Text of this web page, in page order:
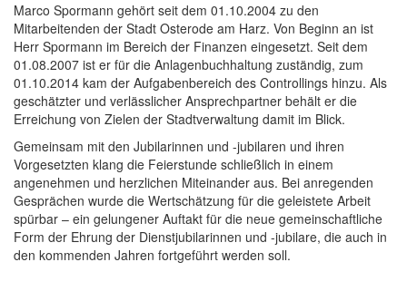
Marco Spormann gehört seit dem 01.10.2004 zu den
Mitarbeitenden der Stadt Osterode am Harz. Von Beginn an ist
Herr Spormann im Bereich der Finanzen eingesetzt. Seit dem
01.08.2007 ist er für die Anlagenbuchhaltung zuständig, zum
01.10.2014 kam der Aufgabenbereich des Controllings hinzu. Als
geschätzter und verlässlicher Ansprechpartner behält er die
Erreichung von Zielen der Stadtverwaltung damit im Blick.
Gemeinsam mit den Jubilarinnen und -jubilaren und ihren
Vorgesetzten klang die Feierstunde schließlich in einem
angenehmen und herzlichen Miteinander aus. Bei anregenden
Gesprächen wurde die Wertschätzung für die geleistete Arbeit
spürbar – ein gelungener Auftakt für die neue gemeinschaftliche
Form der Ehrung der Dienstjubilarinnen und -jubilare, die auch in
den kommenden Jahren fortgeführt werden soll.